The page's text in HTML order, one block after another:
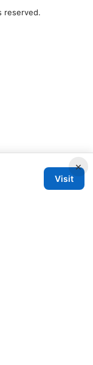
×
Visit
reserved.